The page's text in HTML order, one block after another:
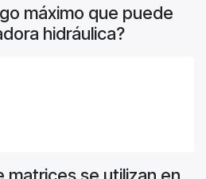
máximo que puede
hidráulica?